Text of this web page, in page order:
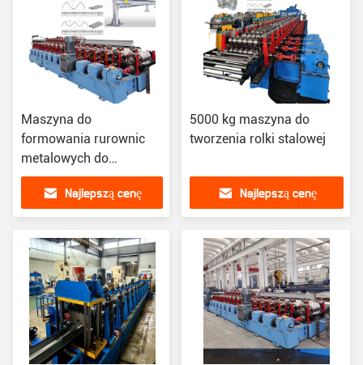
Maszyna do
formowania rurownic
metalowych do
tworzenia płyty falistej
Najlepszą cenę
5000 kg maszyna do
tworzenia rolki stalowej
Najlepszą cenę